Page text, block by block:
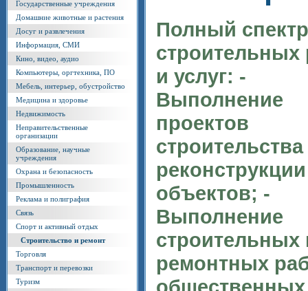
Государственные учреждения
Домашние животные и растения
Досуг и развлечения
Информация, СМИ
Кино, видео, аудио
Компьютеры, оргтехника, ПО
Мебель, интерьер, обустройство
Медицина и здоровье
Недвижимость
Неправительственные
организации
Образование, научные
учреждения
Охрана и безопасность
Промышленность
Реклама и полиграфия
Связь
Спорт и активный отдых
Строительство и ремонт
Торговля
Транспорт и перевозки
Туризм
Полный спектр
строительных
и услуг: -
Выполнение
проектов
реконструкции
объектов; -
Выполнение
строительных
ремонтных